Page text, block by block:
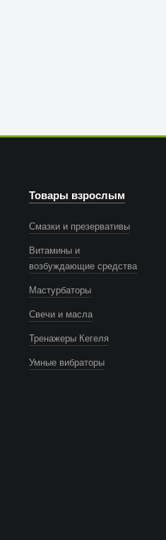
Товары взрослым
Смазки и презервативы
Витамины и
возбуждающие средства
Мастурбаторы
Свечи и масла
Тренажеры Кегеля
Умные вибраторы